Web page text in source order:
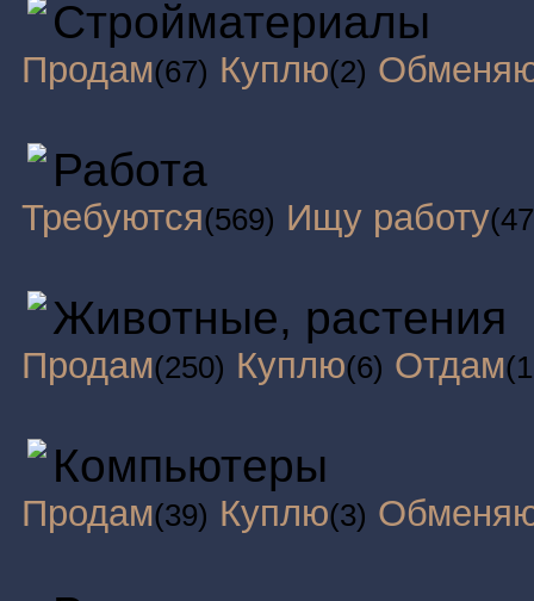
Стройматериалы
Продам(67) Куплю(2)
Работа
Требуются(569) Ищу работу
Животные, растения
Продам(250) Куплю(6) Отдам
Компьютеры
Продам(39) Куплю(3)